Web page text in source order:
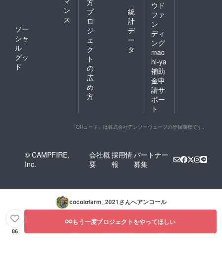
ン
ス
ソー
シャ
ル
グッ
ド
プ
ロ
ジ
ェ
ク
ト
の
広
め
方
統
計
デ
ー
タ
ウド
ファ
ン
ディ
ング
mac
hi-ya
補助
金申
請サ
ポー
ト
「QRコード」は株式会社デンソーウェーブの登録商標です。
© CAMPFIRE,
Inc.
会社概
要
採用情
報
パートナー
募集
cocolofarm_2021さんへアンコール
86
もう一度プロジェクトをやってほしい